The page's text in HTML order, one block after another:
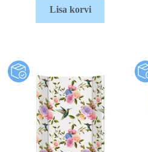
Lisa korvi